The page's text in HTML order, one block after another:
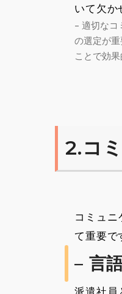
いて欠か
– 適切な
の選定が
ことで効
2.コ
コミュ
て重要で
– 言
派遣社員